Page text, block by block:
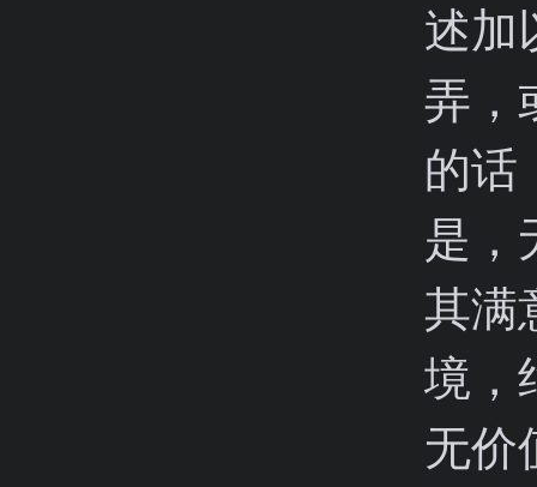
述加
弄，
的话
是，
其满
境，
无